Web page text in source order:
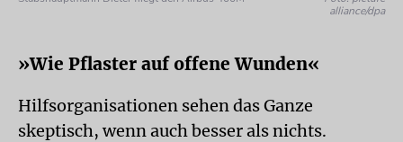
alliance/dpa
»Wie Pflaster auf offene Wunden«
Hilfsorganisationen sehen das Ganze
skeptisch, wenn auch besser als nichts.